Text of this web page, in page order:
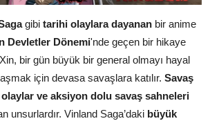
gibi tarihi olaylara dayanan bir anime
Devletler Dönemi'nde geçen bir hikaye
bir gün büyük bir general olmayı hayal
için devasa savaşlara katılır. Savaş
ve aksiyon dolu savaş sahneleri
unsurlardır. Vinland Saga’daki büyük